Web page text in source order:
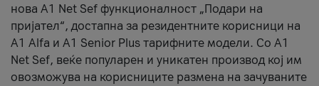
нова A1 Net Sef функционалност „Подари на
пријател“, достапна за резидентните корисници на
А1 Alfa и A1 Senior Plus тарифните модели. Со A1
Net Sef, веќе популарен и уникатен производ кој им
овозможува на корисниците размена на зачуваните